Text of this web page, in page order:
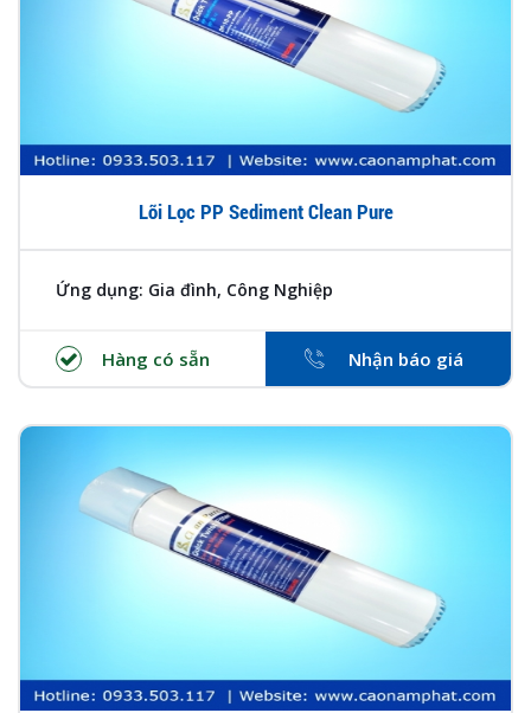
Lõi Lọc PP Sediment Clean Pure
Ứng dụng: Gia đình, Công Nghiệp
Hàng có sẵn Nhận báo giá